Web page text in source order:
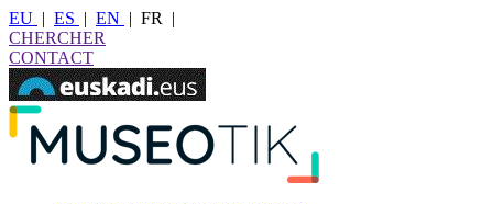
EU | ES | EN | FR
|
CHERCHER
CONTACT